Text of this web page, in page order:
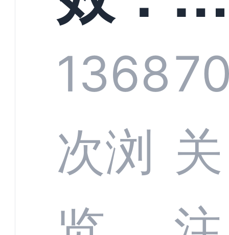
技何以
定义行
业标
螂科技
CRM
1368
次浏
关